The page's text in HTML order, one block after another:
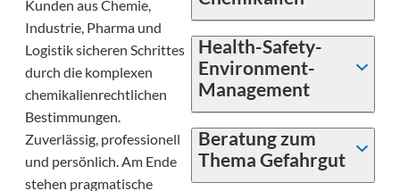
Kunden aus Chemie,
Industrie, Pharma und
Logistik sicheren Schrittes
durch die komplexen
chemikalienrechtlichen
Bestimmungen.
Zuverlässig, professionell
und persönlich. Am Ende
stehen pragmatische
Health-Safety-
Environment-
Management
Beratung zum
Thema Gefahrgut